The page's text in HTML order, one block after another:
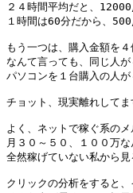
２４時間平均だと、
１時間は60分だから、
もう一つは、購入金額を
なんて言っても、同じ人が
パソコンを１台購入の人
チョット、現実離れしてま
よく、ネットで稼ぐ系のメ
月３０～５０、１００万な
全然稼げていない私から見
クリックの分析をすると